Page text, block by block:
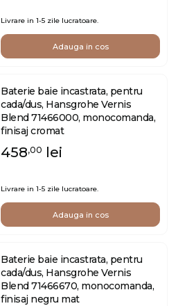
Livrare in 1-5 zile lucratoare.
Adauga in cos
Baterie baie incastrata, pentru
cada/dus, Hansgrohe Vernis
Blend 71466000, monocomanda,
finisaj cromat
458,00 lei
Livrare in 1-5 zile lucratoare.
Adauga in cos
Baterie baie incastrata, pentru
cada/dus, Hansgrohe Vernis
Blend 71466670, monocomanda,
finisaj negru mat